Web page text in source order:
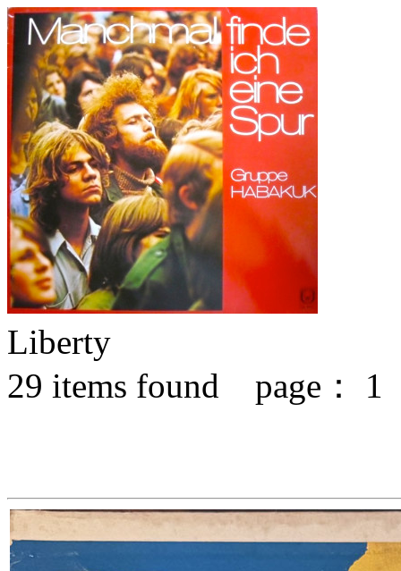
Liberty
29 items found page： 1